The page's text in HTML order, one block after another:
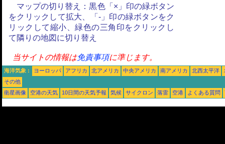
マップの切り替え：黒色「×」印の緑ボタン
をクリックして拡大、「-」印の緑ボタンをク
リックして縮小、緑色の三角印をクリックし
て隣りの地図に切り替え
当サイトの情報は免責事項に準じます。
海洋気象 : ヨーロッパ アフリカ 北アメリカ 中央アメリカ 南アメリカ 北西太平洋
その他
衛星画像
空港の天気 10日間の天気予報 気候 サイクロン 落雷 空港 よくある質問